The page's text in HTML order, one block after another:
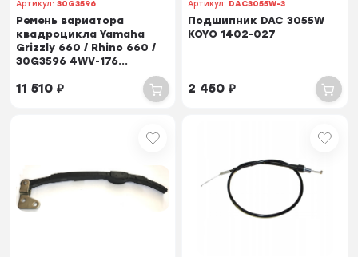
Артикул:30G3596
Ремень вариатора
квадроцикла Yamaha
Grizzly 660 / Rhino 660 /
30G3596 4WV-176...
11 510₽
Артикул: DAC3055W-3
Подшипник DAC 3055W
KOYO 1402-027
2 450₽